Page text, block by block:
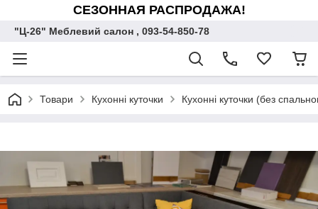
СЕЗОННАЯ РАСПРОДАЖА!
"Ц-26" Меблевий салон , 093-54-850-78
Товари Кухонні куточки Кухонні куточки (без